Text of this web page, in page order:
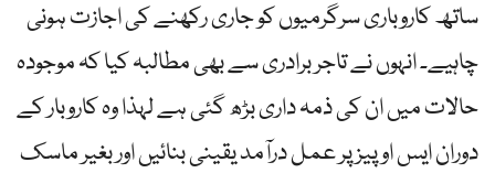
ساتھ کاروباری سرگرمیوں کو جاری رکھنے کی اجازت ہونی
چاہیے۔ انہوں نے تاجر برادری سے بھی مطالبہ کیا کہ موجودہ
حالات میں ان کی ذمہ داری بڑھ گئی ہے لہذا وہ کاروبار کے
دوران ایس او پیز پر عمل درآمد یقینی بنائیں اور بغیر ماسک